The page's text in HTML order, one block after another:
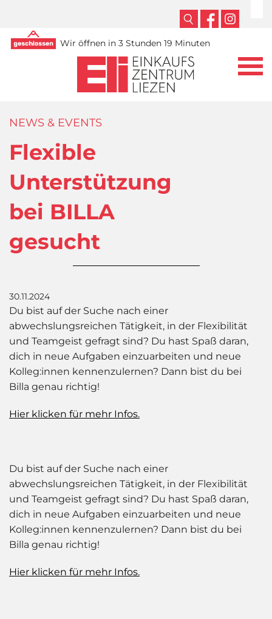
Wir öffnen in 3 Stunden 19 Minuten
NEWS & EVENTS
Flexible
Unterstützung
bei BILLA
gesucht
30.11.2024
Du bist auf der Suche nach einer
abwechslungsreichen Tätigkeit, in der Flexibilität
und Teamgeist gefragt sind? Du hast Spaß daran,
dich in neue Aufgaben einzuarbeiten und neue
Kolleg:innen kennenzulernen? Dann bist du bei
Billa genau richtig!
Hier klicken für mehr Infos.
Du bist auf der Suche nach einer
abwechslungsreichen Tätigkeit, in der Flexibilität
und Teamgeist gefragt sind? Du hast Spaß daran,
dich in neue Aufgaben einzuarbeiten und neue
Kolleg:innen kennenzulernen? Dann bist du bei
Billa genau richtig!
Hier klicken für mehr Infos.